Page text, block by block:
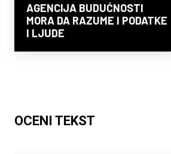
AGENCIJA BUDUĆNOSTI
MORA DA RAZUME I PODATKE
I LJUDE
OCENI TEKST